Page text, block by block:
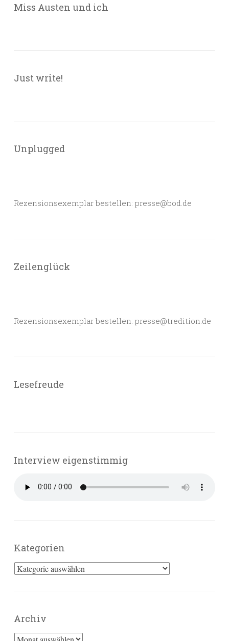
Miss Austen und ich
Just write!
Unplugged
Rezensionsexemplar bestellen: presse@bod.de
Zeilenglück
Rezensionsexemplar bestellen: presse@tredition.de
Lesefreude
Interview eigenstimmig
Kategorien
Kategorien
Archiv
Archiv